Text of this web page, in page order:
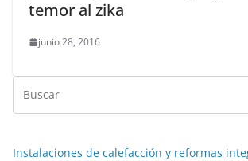
temor al zika
junio 28, 2016
Instalaciones de calefacción y reformas